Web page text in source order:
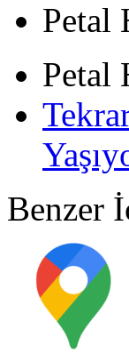
Petal
Petal
Benzer